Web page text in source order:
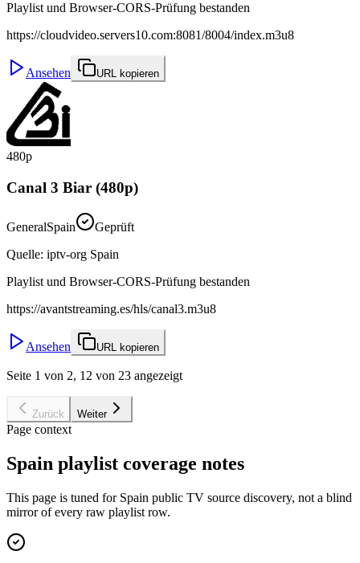
Playlist und Browser-CORS-Prüfung bestanden
https://cloudvideo.servers10.com:8081/8004/index.m3u8
Ansehen URL kopieren
480p
Canal 3 Biar (480p)
GeneralSpain
Geprüft
Quelle: iptv-org Spain
Playlist und Browser-CORS-Prüfung bestanden
https://avantstreaming.es/hls/canal3.m3u8
Ansehen URL kopieren
Seite 1 von 2, 12 von 23 angezeigt
Zurück Weiter
Page context
Spain playlist coverage notes
This page is tuned for Spain public TV source discovery, not a blind
mirror of every raw playlist row.